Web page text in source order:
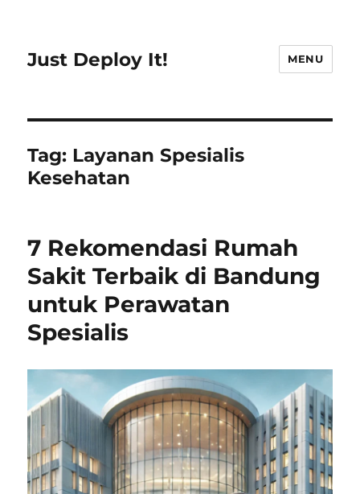
Just Deploy It! MENU
Tag: Layanan Spesialis
Kesehatan
7 Rekomendasi Rumah
Sakit Terbaik di Bandung
untuk Perawatan
Spesialis